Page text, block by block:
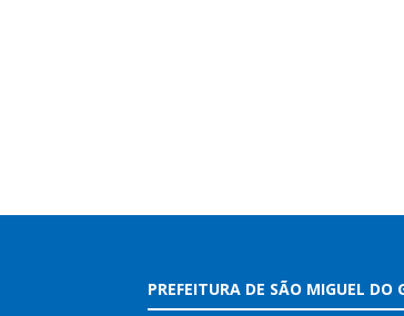
PREFEITURA DE SÃO MIGUEL DO